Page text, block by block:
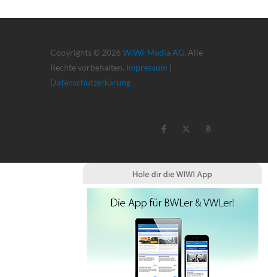
Copyrights © 2026 WiWi-Media AG. Alle
Rechte vorbehalten. Impressum |
Datenschutzerkärung